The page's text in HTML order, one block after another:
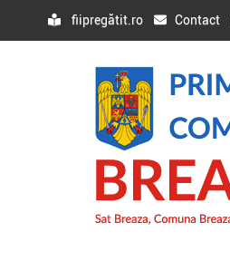
fiipregătit.ro Contact